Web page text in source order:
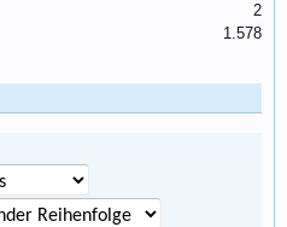
2
1.578